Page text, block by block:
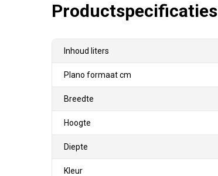
Productspecificaties
Inhoud liters
Plano formaat cm
Breedte
Hoogte
Diepte
Kleur